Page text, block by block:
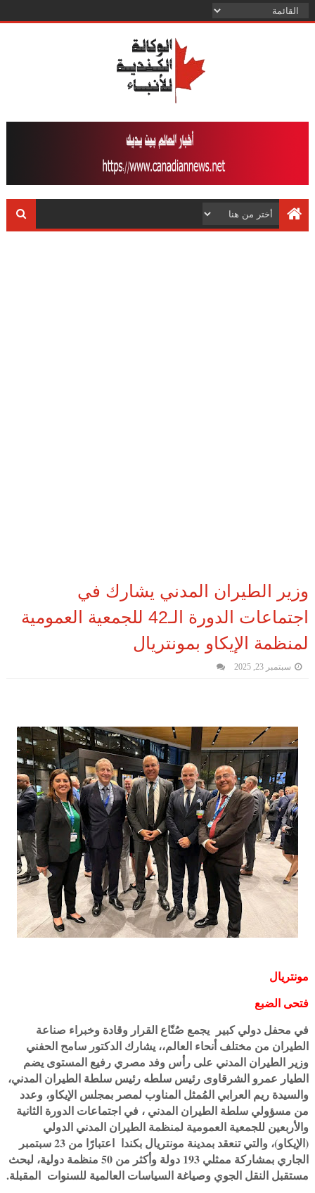
وزير الطيران المدني يشارك في
اجتماعات الدورة الـ42 للجمعية العمومية
لمنظمة الإيكاو بمونتريال
سبتمبر 23, 2025
مونتريال
فتحى الضبع
في محفل دولي كبير يجمع صُنّاع القرار وقادة وخبراء صناعة
الطيران من مختلف أنحاء العالم،، يشارك الدكتور سامح الحفني
وزير الطيران المدني على رأس وفد مصري رفيع المستوى يضم
الطيار عمرو الشرقاوى رئيس سلطه رئيس سلطة الطيران المدني،
والسيدة ريم العرابي المُمثل المناوب لمصر بمجلس الإيكاو، وعدد
من مسؤولي سلطة الطيران المدني ، في اجتماعات الدورة الثانية
والأربعين للجمعية العمومية لمنظمة الطيران المدني الدولي
(الإيكاو)، والتي تنعقد بمدينة مونتريال بكندا اعتبارًا من 23 سبتمبر
الجاري بمشاركة ممثلي 193 دولة وأكثر من 50 منظمة دولية، لبحث
مستقبل النقل الجوي وصياغة السياسات العالمية للسنوات المقبلة.